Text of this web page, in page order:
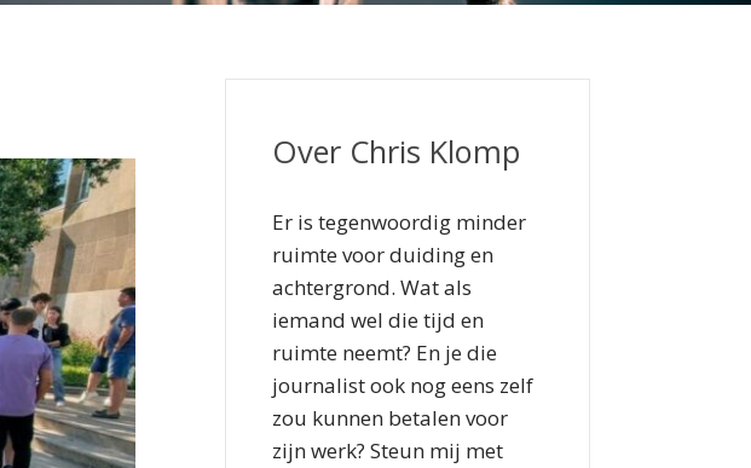
Over Chris Klomp
Er is tegenwoordig minder
ruimte voor duiding en
achtergrond. Wat als
iemand wel die tijd en
ruimte neemt? En je die
journalist ook nog eens zelf
zou kunnen betalen voor
zijn werk? Steun mij met